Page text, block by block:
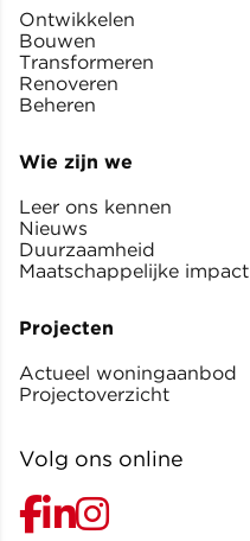
Ontwikkelen
Bouwen
Transformeren
Renoveren
Beheren
Wie zijn we
Leer ons kennen
Nieuws
Duurzaamheid
Maatschappelijke impact
Projecten
Actueel woningaanbod
Projectoverzicht
Volg ons online